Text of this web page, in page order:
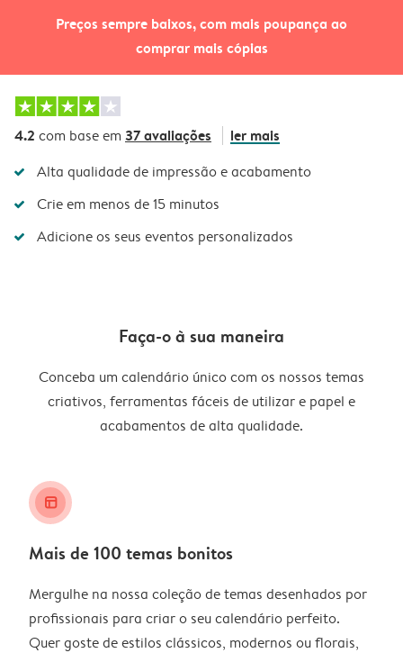
Preços sempre baixos, com mais poupança ao
comprar mais cópias
4.2 com base em 37 avaliações ler mais
Alta qualidade de impressão e acabamento
Crie em menos de 15 minutos
Adicione os seus eventos personalizados
Faça-o à sua maneira
Conceba um calendário único com os nossos temas
criativos, ferramentas fáceis de utilizar e papel e
acabamentos de alta qualidade.
layout_alt
Mais de 100 temas bonitos
Mergulhe na nossa coleção de temas desenhados por
profissionais para criar o seu calendário perfeito.
Quer goste de estilos clássicos, modernos ou florais,